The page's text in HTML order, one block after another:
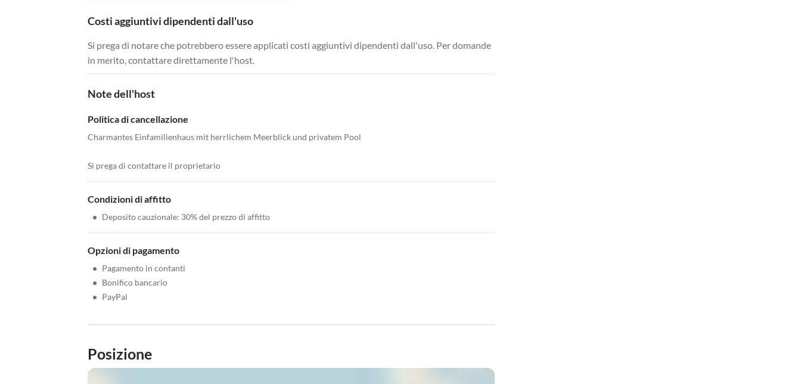
Costi aggiuntivi dipendenti dall'uso
Si prega di notare che potrebbero essere applicati costi aggiuntivi dipendenti dall'uso. Per domande
in merito, contattare direttamente l'host.
Note dell'host
Politica di cancellazione
Charmantes Einfamilienhaus mit herrlichem Meerblick und privatem Pool
Si prega di contattare il proprietario
Condizioni di affitto
• Deposito cauzionale: 30% del prezzo di affitto
Opzioni di pagamento
• Pagamento in contanti
• Bonifico bancario
• PayPal
Posizione